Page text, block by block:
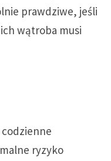
prawdziwe, jeśli
wątroba musi
ryzyko